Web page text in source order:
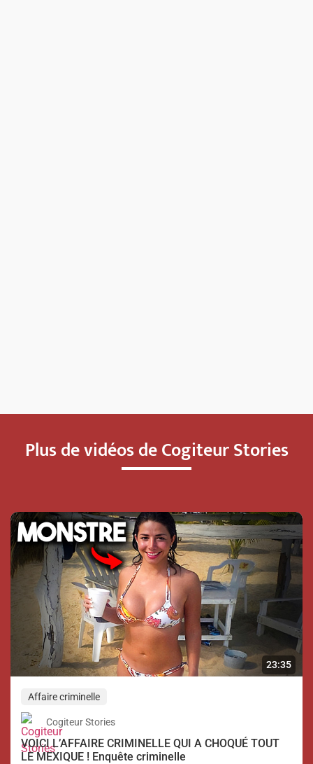
Plus de vidéos de Cogiteur Stories
23:35
Affaire criminelle
Cogiteur Stories
VOICI L’AFFAIRE CRIMINELLE QUI A CHOQUÉ TOUT
LE MEXIQUE ! Enquête criminelle